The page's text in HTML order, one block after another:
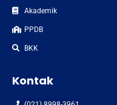
Akademik
PPDB
BKK
Kontak